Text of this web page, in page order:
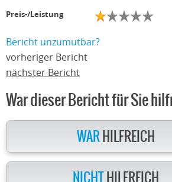
Preis-/Leistung
Bericht unzumutbar?
vorheriger Bericht
nächster Bericht
War dieser Bericht für Sie
WAR HILFREICH
NICHT HILFREICH